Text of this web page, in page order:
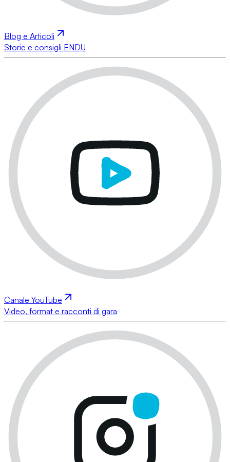
Blog e Articoli
Storie e consigli ENDU
Canale YouTube
Video, format e racconti di gara